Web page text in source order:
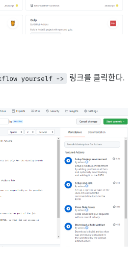
yourself -> 링크를 클릭한다.